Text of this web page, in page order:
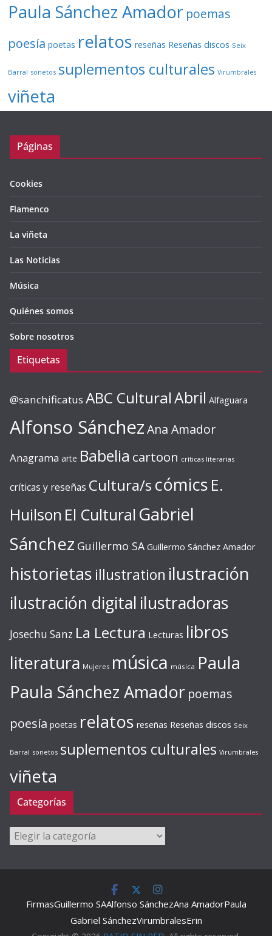
Paula Sánchez Amador poemas
poesía poetas relatos reseñas Reseñas discos Seix
Barral sonetos suplementos culturales Virumbrales
viñeta
Páginas
Cookies
Flamenco
La viñeta
Las Noticias
Música
Quiénes somos
Sobre nosotros
Etiquetas
@sanchificatus ABC CulturalAbril Alfaguara
Alfonso SánchezAna Amador
Anagrama arte Babelia cartoon críticas literarias
críticas y reseñas Cultura/s cómics E.
Huilson El Cultural Gabriel
Sánchez Guillermo SA Guillermo Sánchez Amador
historietas illustration ilustración
ilustración digital ilustradoras
Josechu Sanz La Lectura Lecturas libros
literatura Mujeres música música Paula
Paula Sánchez Amador poemas
poesía poetas relatos reseñas Reseñas discos Seix
Barral sonetos suplementos culturales Virumbrales
viñeta
Categorías
Categorías
FirmasGuillermo SAAlfonso SánchezAna AmadorPaula
Gabriel SánchezVirumbralesErin